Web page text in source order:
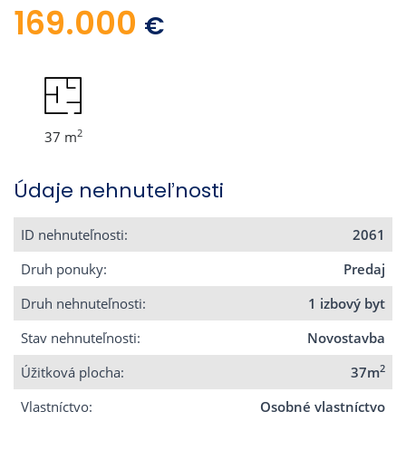
169.000 €
37 m2
Údaje nehnuteľnosti
ID nehnuteľnosti:
2061
Druh ponuky:
Predaj
Druh nehnuteľnosti:
1 izbový byt
Stav nehnuteľnosti:
Novostavba
Úžitková plocha:
37m2
Vlastníctvo: Osobné vlastníctvo